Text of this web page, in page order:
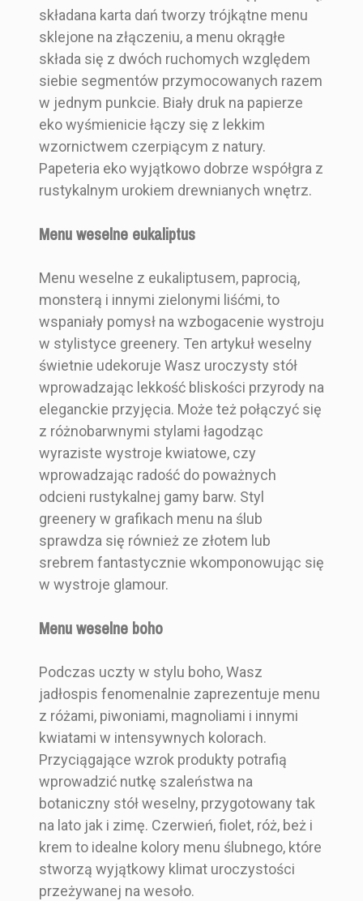
składana karta dań tworzy trójkątne menu
sklejone na złączeniu, a menu okrągłe
składa się z dwóch ruchomych względem
siebie segmentów przymocowanych razem
w jednym punkcie. Biały druk na papierze
eko wyśmienicie łączy się z lekkim
wzornictwem czerpiącym z natury.
Papeteria eko wyjątkowo dobrze współgra z
rustykalnym urokiem drewnianych wnętrz.
Menu weselne eukaliptus
Menu weselne z eukaliptusem, paprocią,
monsterą i innymi zielonymi liśćmi, to
wspaniały pomysł na wzbogacenie wystroju
w stylistyce greenery. Ten artykuł weselny
świetnie udekoruje Wasz uroczysty stół
wprowadzając lekkość bliskości przyrody na
eleganckie przyjęcia. Może też połączyć się
z różnobarwnymi stylami łagodząc
wyraziste wystroje kwiatowe, czy
wprowadzając radość do poważnych
odcieni rustykalnej gamy barw. Styl
greenery w grafikach menu na ślub
sprawdza się również ze złotem lub
srebrem fantastycznie wkomponowując się
w wystroje glamour.
Menu weselne boho
Podczas uczty w stylu boho, Wasz
jadłospis fenomenalnie zaprezentuje menu
z różami, piwoniami, magnoliami i innymi
kwiatami w intensywnych kolorach.
Przyciągające wzrok produkty potrafią
wprowadzić nutkę szaleństwa na
botaniczny stół weselny, przygotowany tak
na lato jak i zimę. Czerwień, fiolet, róż, beż i
krem to idealne kolory menu ślubnego, które
stworzą wyjątkowy klimat uroczystości
przeżywanej na wesoło.